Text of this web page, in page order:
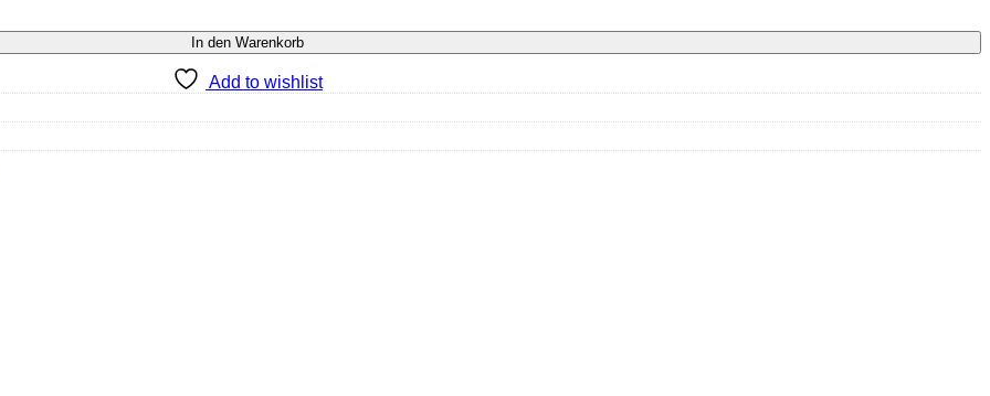
In den Warenkorb
Add to wishlist